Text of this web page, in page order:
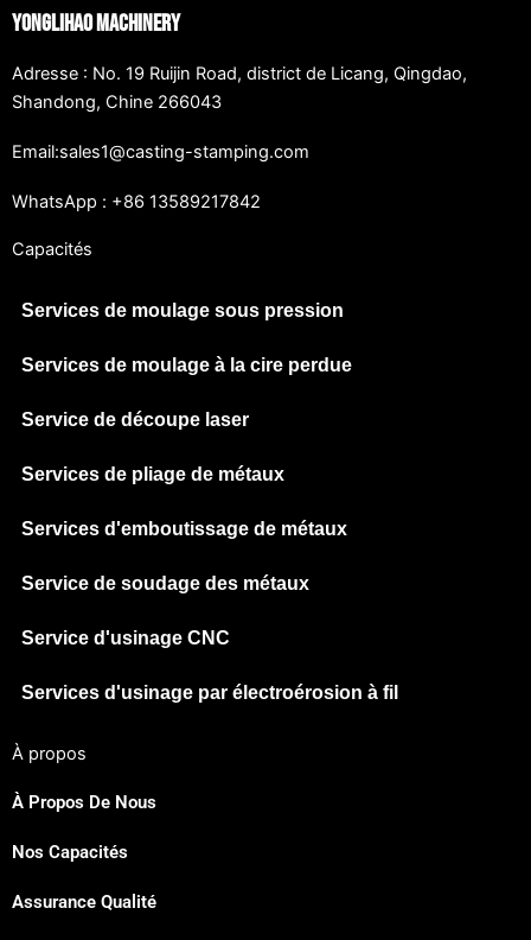
Yonglihao Machinery
Adresse : No. 19 Ruijin Road, district de Licang, Qingdao,
Shandong, Chine 266043
Email:sales1@casting-stamping.com
WhatsApp : +86 13589217842
Capacités
Services de moulage sous pression
Services de moulage à la cire perdue
Service de découpe laser
Services de pliage de métaux
Services d'emboutissage de métaux
Service de soudage des métaux
Service d'usinage CNC
Services d'usinage par électroérosion à fil
À propos
À Propos De Nous
Nos Capacités
Assurance Qualité